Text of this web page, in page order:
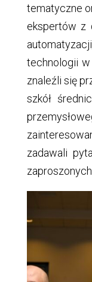
tematyczne
ekspertów z
technologii
znaleźli się
szkół
zadawali